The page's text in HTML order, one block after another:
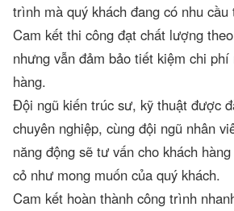
trình mà quý khách đang có nhu cầu
Cam kết thi công đạt chất lượng
nhưng vẫn đảm bảo tiết kiệm chi phí
hàng.
Đội ngũ kiến trúc sư, kỹ thuật được
chuyên nghiệp, cùng đội ngũ nhân
năng động sẽ tư vấn cho khách
cỏ như mong muốn của quý khách.
Cam kết hoàn thành công trình